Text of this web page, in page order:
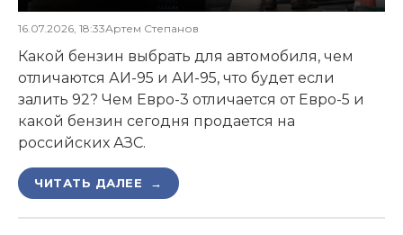
16.07.2026, 18:33Артем Степанов
Какой бензин выбрать для автомобиля, чем
отличаются АИ-95 и АИ-95, что будет если
залить 92? Чем Евро-3 отличается от Евро-5 и
какой бензин сегодня продается на
российских АЗС.
ЧИТАТЬ ДАЛЕЕ →